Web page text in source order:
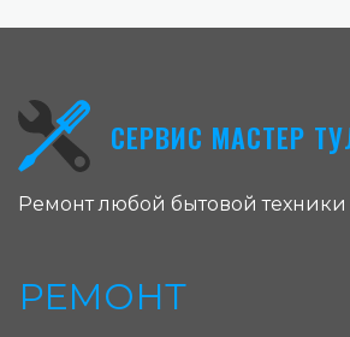
СЕРВИС МАСТЕР
Ремонт любой бытовой техники
РЕМОНТ